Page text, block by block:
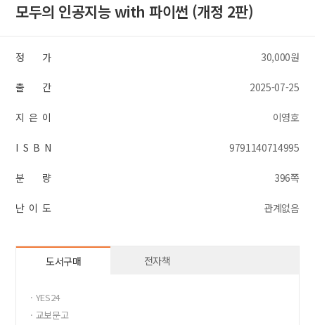
모두의 인공지능 with 파이썬 (개정 2판)
정 가 30,000원
출 간 2025-07-25
지 은 이 이영호
I S B N 9791140714995
분 량 396쪽
난 이 도 관계없음
도서구매 전자책
· YES24
· 교보문고